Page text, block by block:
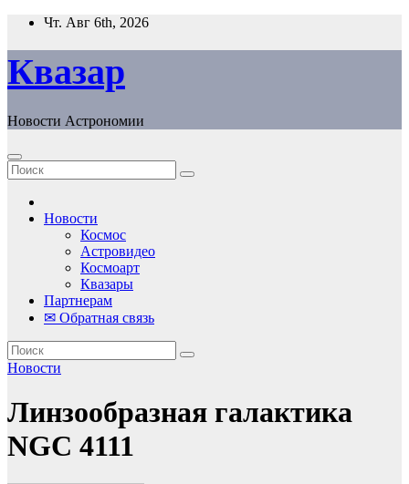
Перейти
содержанию
Чт. Авг 6th, 2026
Квазар
Новости Астрономии
Новости
Космос
Астровидео
Космоарт
Квазары
Партнерам
✉ Обратная связь
Новости
Линзообразная галактика
NGC 4111